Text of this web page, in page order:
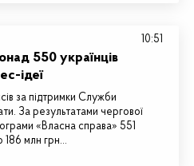
550 українців
ідеї
за підтримки Служби
За результатами чергової
«Власна справа» 551
186 млн грн…
10:51